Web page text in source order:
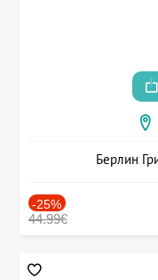
Берлин
-25%
44.99€